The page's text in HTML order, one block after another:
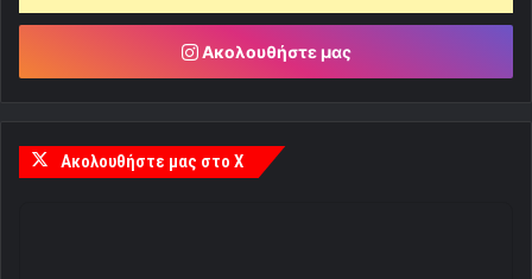
Ακολουθήστε μας
Ακολουθήστε μας στο X